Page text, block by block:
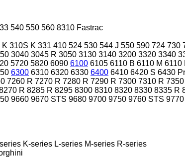
540 550 560 8310 Fastrac
K 310S K 331 410 524 530 544 J 550 590 724 730
3040 3045 R 3050 3130 3140 3200 3320 3340
5720 5820 6090 6100 6105 6110 B 6110 M 6110
6300 6310 6320 6330 6400 6410 6420 S 6430
7260 R 7270 R 7280 R 7290 R 7300 7310 R 7350
R 8285 R 8295 8300 8310 8320 8330 8335 R
9660 9670 STS 9680 9700 9750 9760 STS 9770
K-series L-series M-series R-series